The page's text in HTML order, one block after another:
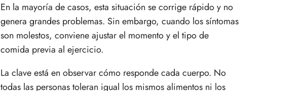
En la mayoría de casos, esta situación se corrige rápido y no
genera grandes problemas. Sin embargo, cuando los síntomas
son molestos, conviene ajustar el momento y el tipo de
comida previa al ejercicio.
La clave está en observar cómo responde cada cuerpo. No
todas las personas toleran igual los mismos alimentos ni los